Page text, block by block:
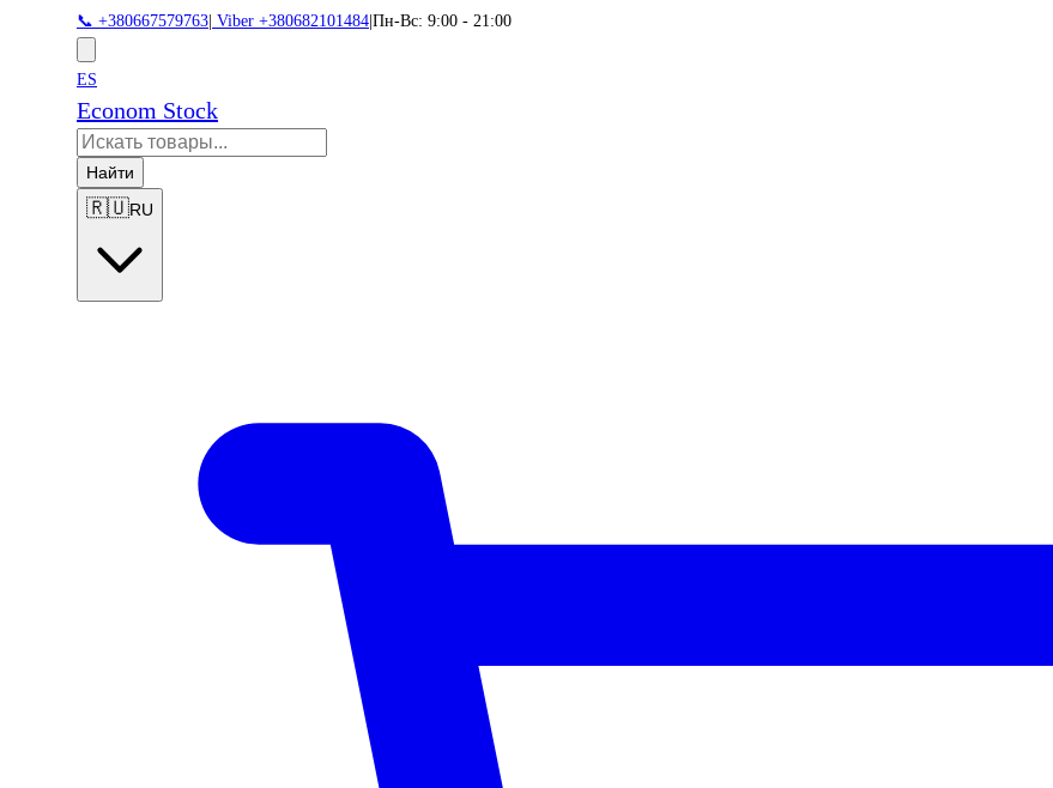
📞 +380667579763 Viber +380682101484 Пн-Вс: 9:00 - 21:00
ES
Econom Stock
Найти
🇷🇺RU